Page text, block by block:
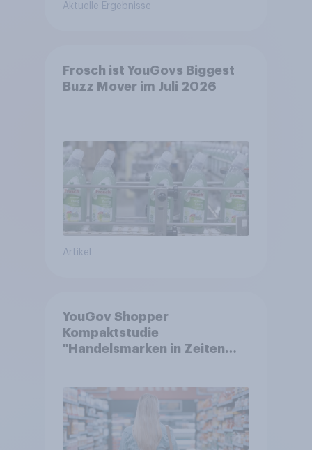
Aktuelle Ergebnisse
Frosch ist YouGovs Biggest
Buzz Mover im Juli 2026
Artikel
YouGov Shopper
Kompaktstudie
"Handelsmarken in Zeiten